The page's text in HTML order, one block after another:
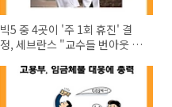
빅5 중 4곳이 '주 1회 휴진' 결
정, 세브란스 "교수들 번아웃 걱